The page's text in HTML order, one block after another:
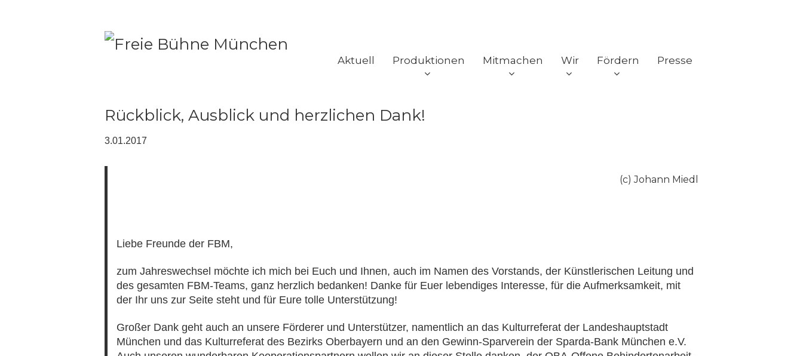
Aktuell Produktionen Mitmachen Wir Fördern Presse
Rückblick, Ausblick und herzlichen Dank!
3.01.2017
(c) Johann Miedl
Liebe Freunde der FBM,
zum Jahreswechsel möchte ich mich bei Euch und Ihnen, auch im Namen des Vorstands, der Künstlerischen Leitung und
des gesamten FBM-Teams, ganz herzlich bedanken! Danke für Euer lebendiges Interesse, für die Aufmerksamkeit, mit
der Ihr uns zur Seite steht und für Eure tolle Unterstützung!
Großer Dank geht auch an unsere Förderer und Unterstützer, namentlich an das Kulturreferat der Landeshauptstadt
München und das Kulturreferat des Bezirks Oberbayern und an den Gewinn-Sparverein der Sparda-Bank München e.V.